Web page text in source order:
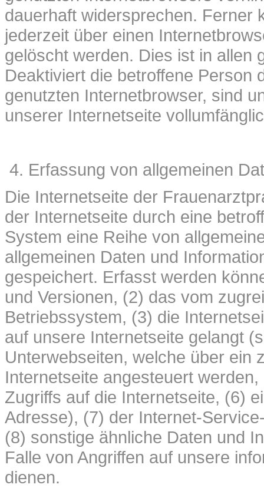
dauerhaft widersprechen. Ferner
jederzeit über einen
gelöscht werden. Dies ist in allen
Deaktiviert die betroffene Person
genutzten Internetbrowser, sind
unserer Internetseite
Erfassung von allgemeinen
Die Internetseite der
der Internetseite durch eine
System eine Reihe von
allgemeinen Daten und
gespeichert. Erfasst werden
und Versionen, (2) das vom
Betriebssystem, (3) die
auf unsere Internetseite gelangt
Unterwebseiten, welche über ein
Internetseite angesteuert
Zugriffs auf die Internetseite, (6)
Adresse), (7) der Internet-
(8) sonstige ähnliche Daten und
Falle von Angriffen auf unsere
dienen.